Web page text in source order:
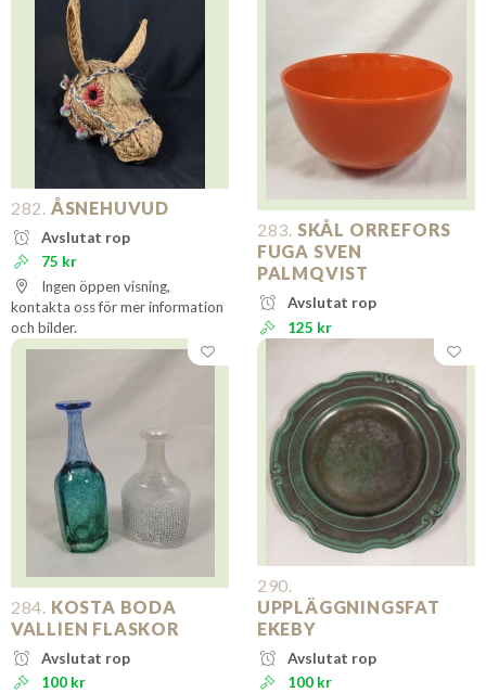
282. ÅSNEHUVUD
Avslutat rop
75 kr
Ingen öppen visning,
kontakta oss för mer information
och bilder.
283. SKÅL ORREFORS
FUGA SVEN
PALMQVIST
Avslutat rop
125 kr
284. KOSTA BODA
VALLIEN FLASKOR
Avslutat rop
100 kr
290.
UPPLÄGGNINGSFAT
EKEBY
Avslutat rop
100 kr